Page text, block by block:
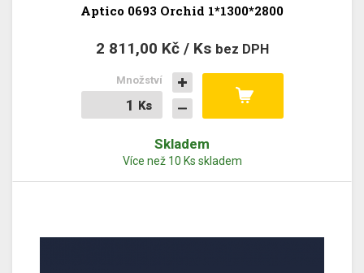
Aptico 0693 Orchid 1*1300*2800
2 811,00 Kč / Ks bez DPH
Ks
Ks
Množství
Skladem
Více než 10 Ks skladem